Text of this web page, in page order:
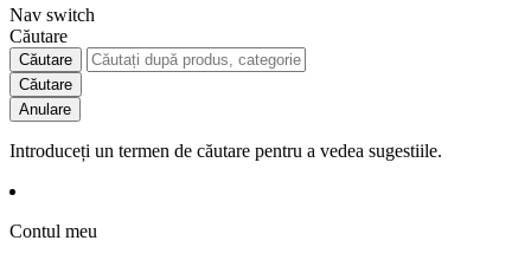
Nav switch
Căutare
Căutare
Căutare
Anulare
Introduceți un termen de căutare pentru a vedea sugestiile.
Contul meu